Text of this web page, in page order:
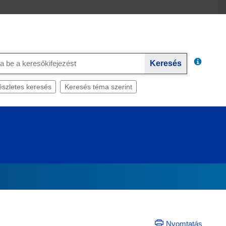
Keresés
keresés Keresés téma szerint
Nyomtatás